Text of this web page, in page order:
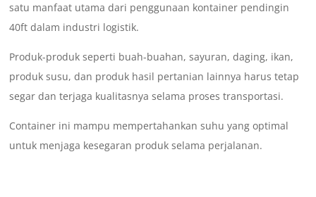
satu manfaat utama dari penggunaan kontainer pendingin
40ft dalam industri logistik.
Produk-produk seperti buah-buahan, sayuran, daging, ikan,
produk susu, dan produk hasil pertanian lainnya harus tetap
segar dan terjaga kualitasnya selama proses transportasi.
Container ini mampu mempertahankan suhu yang optimal
untuk menjaga kesegaran produk selama perjalanan.